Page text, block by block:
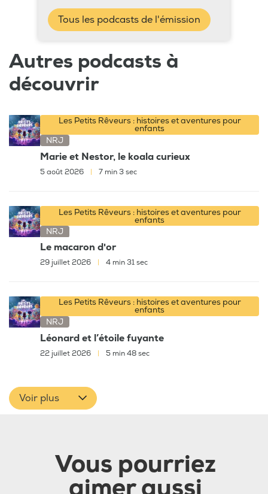
Tous les podcasts de l'émission
Autres podcasts à
découvrir
Les Petits Rêveurs : histoires et aventures pour
enfants
NRJ
Marie et Nestor, le koala curieux
5 août 2026 7 min 3 sec
Les Petits Rêveurs : histoires et aventures pour
enfants
NRJ
Le macaron d'or
29 juillet 2026 4 min 31 sec
Les Petits Rêveurs : histoires et aventures pour
enfants
NRJ
Léonard et l’étoile fuyante
22 juillet 2026 5 min 48 sec
Voir plus
Vous pourriez